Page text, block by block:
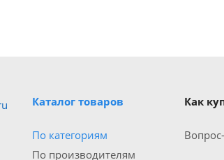
Каталог товаров
По категориям
По производителям
Как